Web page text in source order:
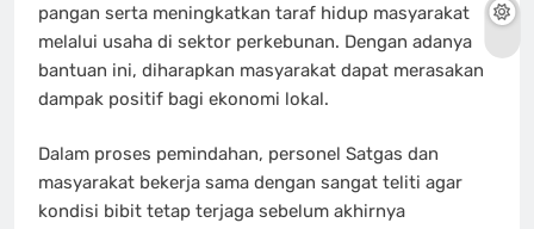
pangan serta meningkatkan taraf hidup masyarakat
melalui usaha di sektor perkebunan. Dengan adanya
bantuan ini, diharapkan masyarakat dapat merasakan
dampak positif bagi ekonomi lokal.
Dalam proses pemindahan, personel Satgas dan
masyarakat bekerja sama dengan sangat teliti agar
kondisi bibit tetap terjaga sebelum akhirnya